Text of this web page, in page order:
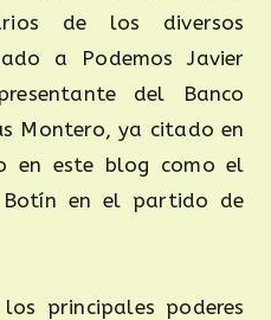
de los diversos
a Podemos Javier
del Banco
Montero, ya citado en
en este blog como el
en el partido de
principales poderes